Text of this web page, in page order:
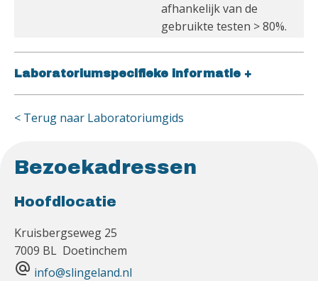
afhankelijk van de
gebruikte testen > 80%.
Laboratoriumspecifieke informatie +
< Terug naar Laboratoriumgids
Bezoekadressen
Hoofdlocatie
Kruisbergseweg 25
7009 BL Doetinchem
alternate_email info@slingeland.nl